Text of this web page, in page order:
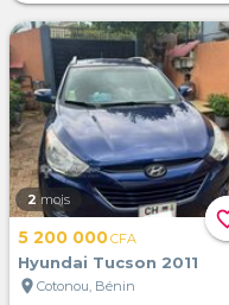
2 mois
5 200 000CFA
Hyundai Tucson 2011
location_on Cotonou, Bénin